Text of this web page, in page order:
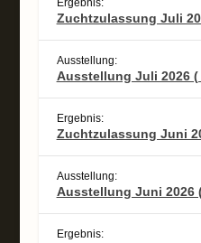
Ergebnis:
Zuchtzulassung Juli
Ausstellung:
Ausstellung Juli 2026 (
Ergebnis:
Zuchtzulassung Juni
Ausstellung:
Ausstellung Juni 2026
Ergebnis: